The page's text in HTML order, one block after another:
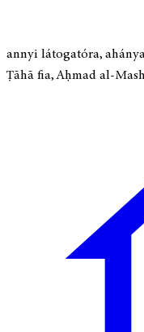
annyi látogatóra,
Ṭāhā fia, Aḥmad al-